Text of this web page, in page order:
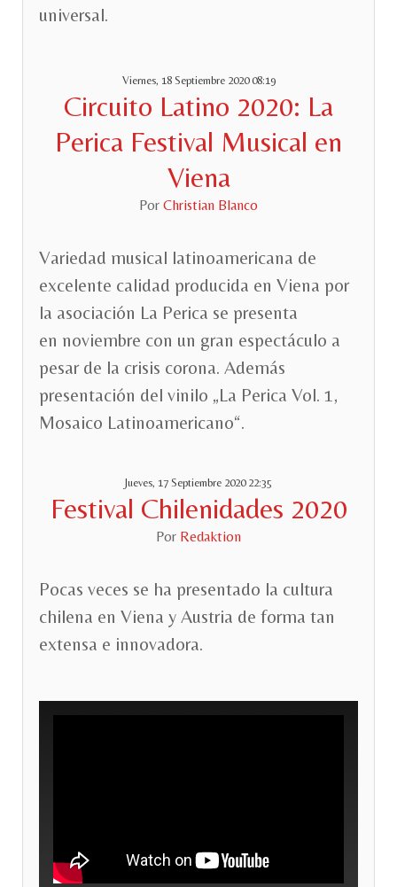
universal.
Viernes, 18 Septiembre 2020 08:19
Circuito Latino 2020: La
Perica Festival Musical en
Viena
Por Christian Blanco
Variedad musical latinoamericana de
excelente calidad producida en Viena por
la asociación La Perica se presenta
en noviembre con un gran espectáculo a
pesar de la crisis corona. Además
presentación del vinilo „La Perica Vol. 1,
Mosaico Latinoamericano“.
Jueves, 17 Septiembre 2020 22:35
Festival Chilenidades 2020
Por Redaktion
Pocas veces se ha presentado la cultura
chilena en Viena y Austria de forma tan
extensa e innovadora.